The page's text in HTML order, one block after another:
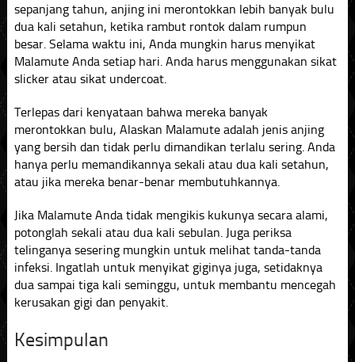
sepanjang tahun, anjing ini merontokkan lebih banyak bulu
dua kali setahun, ketika rambut rontok dalam rumpun
besar. Selama waktu ini, Anda mungkin harus menyikat
Malamute Anda setiap hari. Anda harus menggunakan sikat
slicker atau sikat undercoat.
Terlepas dari kenyataan bahwa mereka banyak
merontokkan bulu, Alaskan Malamute adalah jenis anjing
yang bersih dan tidak perlu dimandikan terlalu sering. Anda
hanya perlu memandikannya sekali atau dua kali setahun,
atau jika mereka benar-benar membutuhkannya.
Jika Malamute Anda tidak mengikis kukunya secara alami,
potonglah sekali atau dua kali sebulan. Juga periksa
telinganya sesering mungkin untuk melihat tanda-tanda
infeksi. Ingatlah untuk menyikat giginya juga, setidaknya
dua sampai tiga kali seminggu, untuk membantu mencegah
kerusakan gigi dan penyakit.
Kesimpulan